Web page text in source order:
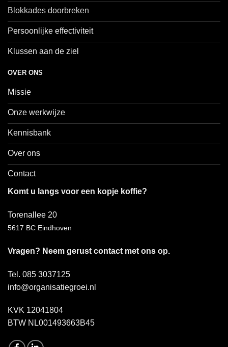
Blokkades doorbreken
Persoonlijke effectiviteit
Klussen aan de ziel
OVER ONS
Missie
Onze werkwijze
Kennisbank
Over ons
Contact
Komt u langs voor een kopje koffie?
Torenallee 20
5617 BC Eindhoven
Vragen? Neem gerust contact met ons op.
Tel. 085 3037125
info@organisatiegroei.nl
KVK 12041804
BTW NL001493663B45